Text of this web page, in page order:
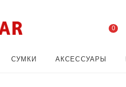
0
СУМКИ АКСЕССУАРЫ